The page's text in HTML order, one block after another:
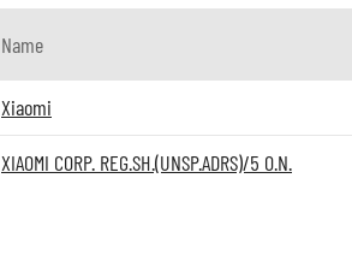
Name
Xiaomi
XIAOMI CORP. REG.SH.(UNSP.ADRS)/5 O.N.